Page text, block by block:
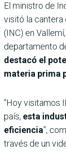
El ministro de
visitó la cantera
(INC) en
departamento
destacó el
materia prima
“Hoy visitamos
país, esta
eficiencia”,
través de un